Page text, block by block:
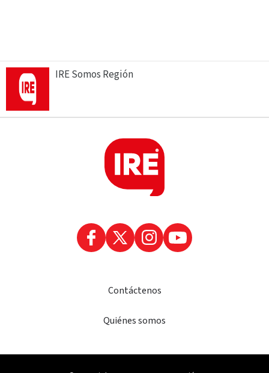
IRE Somos Región
Contáctenos
Quiénes somos